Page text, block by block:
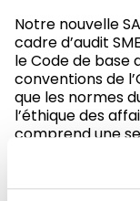
Notre nouvelle
cadre d’audit
le Code de base
conventions de
que les normes
l’éthique des
comprend une
les droits de
importants qui